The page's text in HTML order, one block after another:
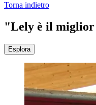
Torna indietro
"Lely è il miglior
Esplora